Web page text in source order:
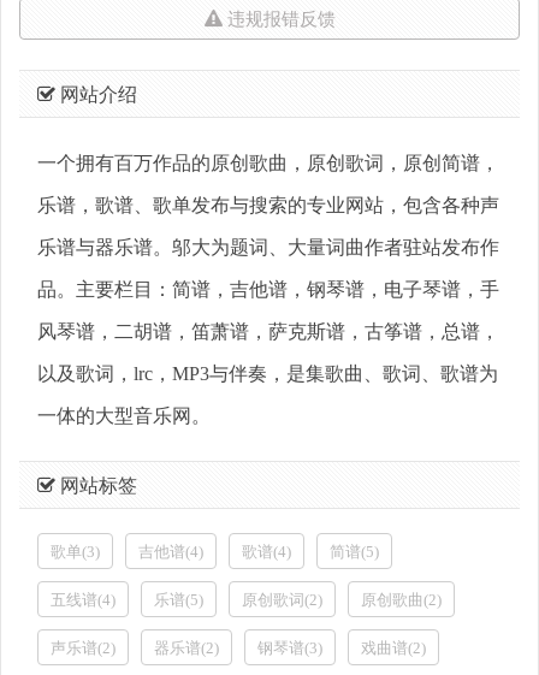
违规报错反馈
网站介绍
一个拥有百万作品的原创歌曲，原创歌词，原创简谱，
乐谱，歌谱、歌单发布与搜索的专业网站，包含各种声
乐谱与器乐谱。邬大为题词、大量词曲作者驻站发布作
品。主要栏目：简谱，吉他谱，钢琴谱，电子琴谱，手
风琴谱，二胡谱，笛萧谱，萨克斯谱，古筝谱，总谱，
以及歌词，lrc，MP3与伴奏，是集歌曲、歌词、歌谱为
一体的大型音乐网。
网站标签
歌单(3) 吉他谱(4) 歌谱(4) 简谱(5)
五线谱(4) 乐谱(5) 原创歌词(2) 原创歌曲(2)
声乐谱(2) 器乐谱(2) 钢琴谱(3) 戏曲谱(2)